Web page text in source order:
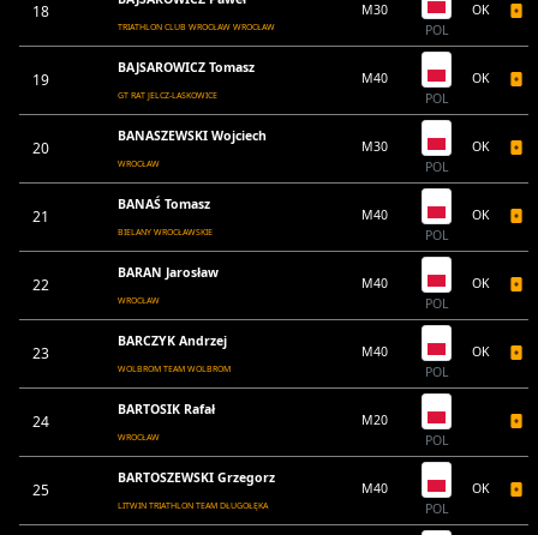
18
TRIATHLON CLUB WROCŁAW WROCŁAW
M30
POL
OK
19
BAJSAROWICZ Tomasz
GT RAT JELCZ-LASKOWICE
M40
POL
OK
20
BANASZEWSKI Wojciech
WROCŁAW
M30
POL
OK
21
BANAŚ Tomasz
BIELANY WROCŁAWSKIE
M40
POL
OK
22
BARAN Jarosław
WROCŁAW
M40
POL
OK
23
BARCZYK Andrzej
WOLBROM TEAM WOLBROM
M40
POL
OK
24
BARTOSIK Rafał
WROCŁAW
M20
POL
25
BARTOSZEWSKI Grzegorz
LITWIN TRIATHLON TEAM DŁUGOŁĘKA
M40
POL
OK